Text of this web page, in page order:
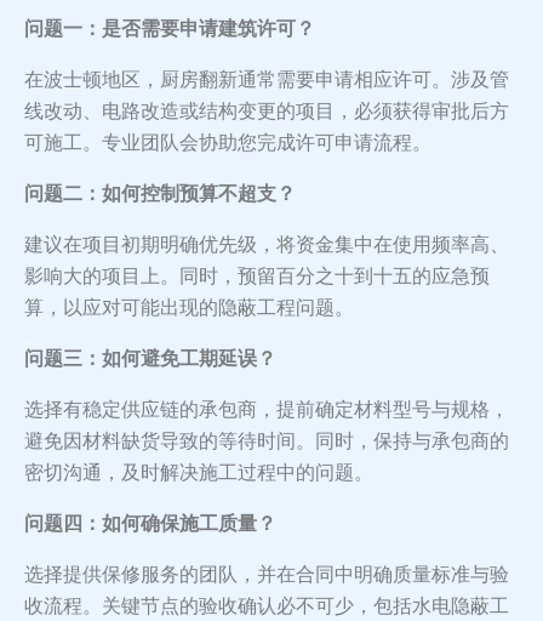
问题一：是否需要申请建筑许可？
在波士顿地区，厨房翻新通常需要申请相应许可。涉及管
线改动、电路改造或结构变更的项目，必须获得审批后方
可施工。专业团队会协助您完成许可申请流程。
问题二：如何控制预算不超支？
建议在项目初期明确优先级，将资金集中在使用频率高、
影响大的项目上。同时，预留百分之十到十五的应急预
算，以应对可能出现的隐蔽工程问题。
问题三：如何避免工期延误？
选择有稳定供应链的承包商，提前确定材料型号与规格，
避免因材料缺货导致的等待时间。同时，保持与承包商的
密切沟通，及时解决施工过程中的问题。
问题四：如何确保施工质量？
选择提供保修服务的团队，并在合同中明确质量标准与验
收流程。关键节点的验收确认必不可少，包括水电隐蔽工